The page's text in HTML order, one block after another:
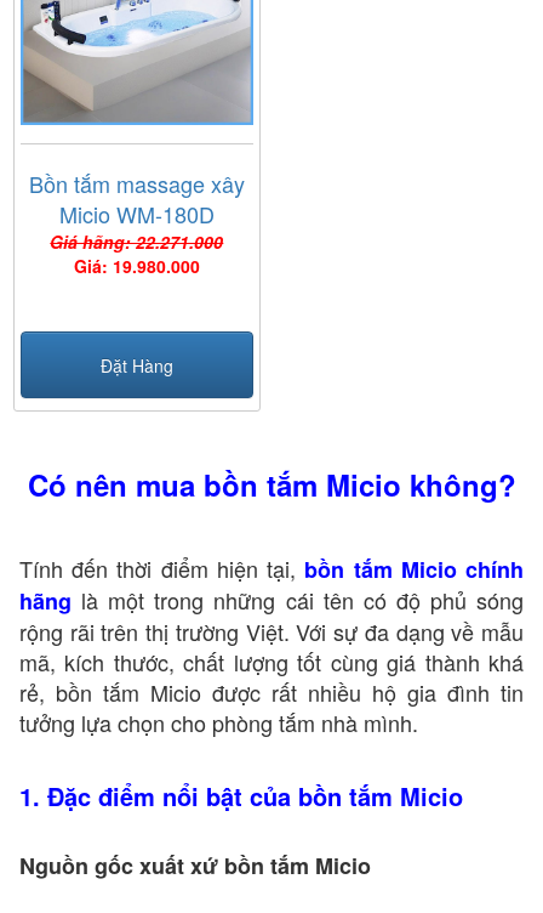
Bồn tắm massage xây
Micio WM-180D
Giá hãng: 22.271.000
Giá: 19.980.000
Đặt Hàng
Có nên mua bồn tắm Micio không?
Tính đến thời điểm hiện tại, bồn tắm Micio chính
hãng là một trong những cái tên có độ phủ sóng
rộng rãi trên thị trường Việt. Với sự đa dạng về mẫu
mã, kích thước, chất lượng tốt cùng giá thành khá
rẻ, bồn tắm Micio được rất nhiều hộ gia đình tin
tưởng lựa chọn cho phòng tắm nhà mình.
1. Đặc điểm nổi bật của bồn tắm Micio
Nguồn gốc xuất xứ bồn tắm Micio